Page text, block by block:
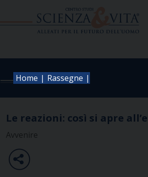
Home | Rassegne |
Le reazioni: così si apre
Avvenire